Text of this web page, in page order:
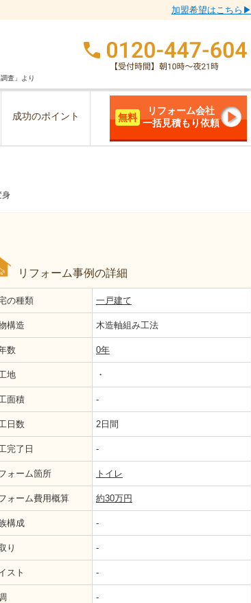
加盟希望はこちら▶
査」より
成功のポイント 無料
リフォーム会社
一括見積もり依頼
身
リフォーム事例の詳細
のキャビネットの中にタンクが隠れているトイレです
の種類 一戸建て
構造 木造軸組み工法
数 0年
地 ・
面積 -
日数 2日間
完了日 -
ォーム箇所 トイレ
ォーム費用概算 約30万円
構成 -
り -
スト -
-